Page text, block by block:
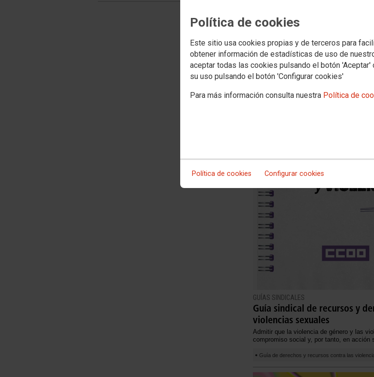
Política de cookies
Este sitio usa cookies propias y de terceros para
obtener información de estadísticas de uso de
aceptar todas las cookies pulsando el botón 'Aceptar'
su uso pulsando el botón 'Configurar cookies'
Para más información consulta nuestra Política de
Política de cookies Configurar cookies
GUÍAS SINDICALES
Guía sindical de recursos y
violencias sexuales
Admitir que la violencia de género y las
compromiso social y, por tanto, en acción
Guía de derechos y recursos contra las